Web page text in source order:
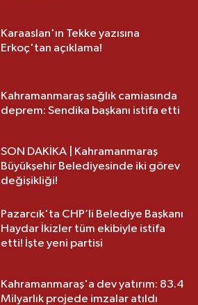
Karaaslan'ın Tekke yazısına
Erkoç'tan açıklama!
Kahramanmaraş sağlık camiasında
deprem: Sendika başkanı istifa etti
SON DAKİKA | Kahramanmaraş
Büyükşehir Belediyesinde iki görev
değişikliği!
Pazarcık'ta CHP’li Belediye Başkanı
Haydar İkizler tüm ekibiyle istifa
etti! İşte yeni partisi
Kahramanmaraş'a dev yatırım: 83.4
Milyarlık projede imzalar atıldı